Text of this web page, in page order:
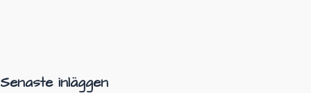
Senaste inläggen